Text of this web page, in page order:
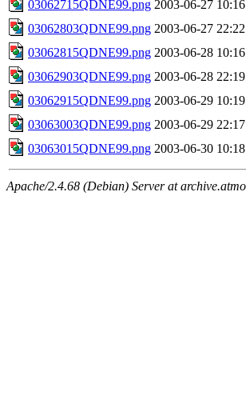
03062715QDNE99.png 2003-06-27 10:16
03062803QDNE99.png 2003-06-27 22:22
03062815QDNE99.png 2003-06-28 10:16
03062903QDNE99.png 2003-06-28 22:19
03062915QDNE99.png 2003-06-29 10:19
03063003QDNE99.png 2003-06-29 22:17
03063015QDNE99.png 2003-06-30 10:18
Apache/2.4.68 (Debian) Server at